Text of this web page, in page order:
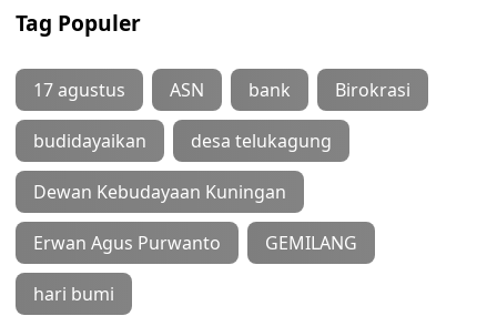
Tag Populer
17 agustus ASN bank Birokrasi
budidayaikan desa telukagung
Dewan Kebudayaan Kuningan
Erwan Agus Purwanto GEMILANG
hari bumi